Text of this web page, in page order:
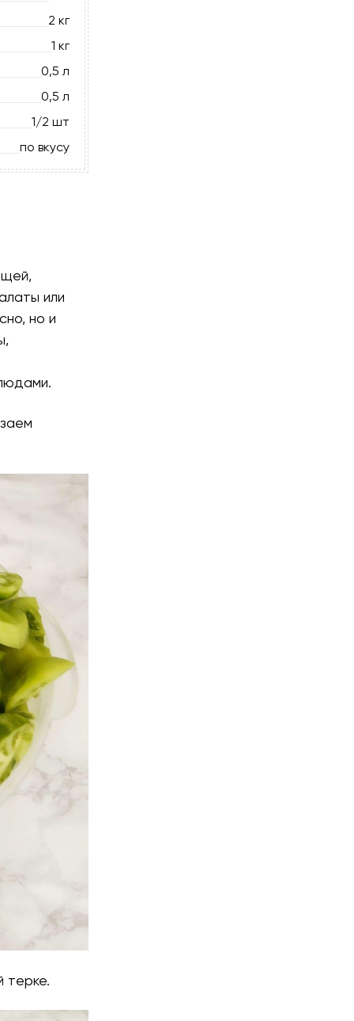
2 кг
1 кг
0,5 л
0,5 л
1/2 шт
по вкусу
или
но и
терке.